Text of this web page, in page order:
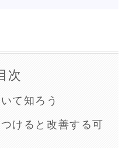
次
て知ろう
けると改善する可